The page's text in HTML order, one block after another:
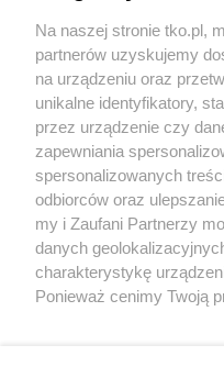
Cukrzyca – cicha
przyspiesza.
możliwości
profilaktyki
Na naszej stronie tko.pl,
partnerów uzyskujemy
na urządzeniu oraz
unikalne identyfikatory,
przez urządzenie czy
zapewniania
spersonalizowanych
odbiorców oraz
my i Zaufani Partnerzy
danych
charakterystykę
Ponieważ cenimy Twoją